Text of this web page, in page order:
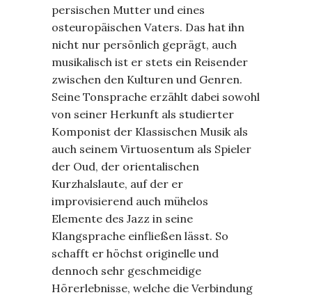
persischen Mutter und eines
osteuropäischen Vaters. Das hat ihn
nicht nur persönlich geprägt, auch
musikalisch ist er stets ein Reisender
zwischen den Kulturen und Genren.
Seine Tonsprache erzählt dabei sowohl
von seiner Herkunft als studierter
Komponist der Klassischen Musik als
auch seinem Virtuosentum als Spieler
der Oud, der orientalischen
Kurzhalslaute, auf der er
improvisierend auch mühelos
Elemente des Jazz in seine
Klangsprache einfließen lässt. So
schafft er höchst originelle und
dennoch sehr geschmeidige
Hörerlebnisse, welche die Verbindung